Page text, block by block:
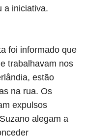
a iniciativa.
foi informado que
trabalhavam nos
estão
na rua. Os
expulsos
alegam a